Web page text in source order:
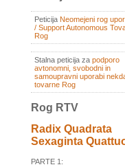
Peticija Neomejeni rog
/ Support Autonomous
Rog
Stalna peticija za podporo
avtonomni, svobodni in
samoupravni uporabi
tovarne Rog
Rog RTV
Radix Quadrata
Sexaginta
PARTE 1: